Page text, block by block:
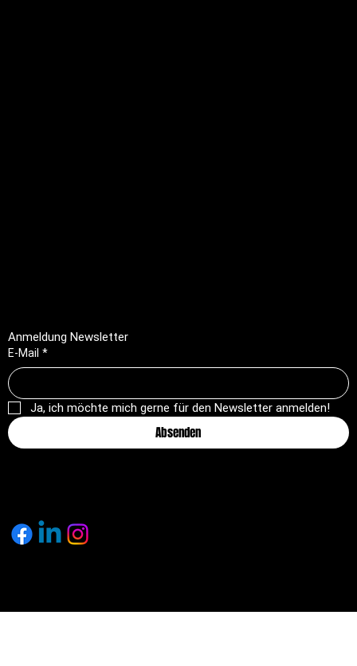
Anmeldung Newsletter
E-Mail *
Ja, ich möchte mich gerne für den Newsletter anmelden!
Absenden